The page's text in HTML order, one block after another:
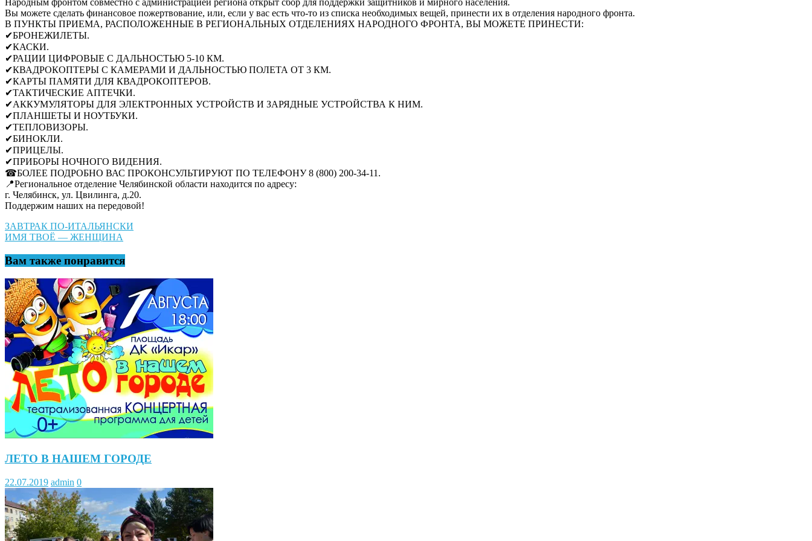
Вы можете сделать финансовое пожертвование, или, если у вас есть что-то из списка необходимых вещей, принести их в отделения народного фронта.
В ПУНКТЫ ПРИЕМА, РАСПОЛОЖЕННЫЕ В РЕГИОНАЛЬНЫХ ОТДЕЛЕНИЯХ НАРОДНОГО ФРОНТА, ВЫ МОЖЕТЕ ПРИНЕСТИ:
✔БРОНЕЖИЛЕТЫ.
✔КАСКИ.
✔РАЦИИ ЦИФРОВЫЕ С ДАЛЬНОСТЬЮ 5-10 КМ.
✔КВАДРОКОПТЕРЫ С КАМЕРАМИ И ДАЛЬНОСТЬЮ ПОЛЕТА ОТ 3 КМ.
✔КАРТЫ ПАМЯТИ ДЛЯ КВАДРОКОПТЕРОВ.
✔ТАКТИЧЕСКИЕ АПТЕЧКИ.
✔АККУМУЛЯТОРЫ ДЛЯ ЭЛЕКТРОННЫХ УСТРОЙСТВ И ЗАРЯДНЫЕ УСТРОЙСТВА К НИМ.
✔ПЛАНШЕТЫ И НОУТБУКИ.
✔ТЕПЛОВИЗОРЫ.
✔БИНОКЛИ.
✔ПРИЦЕЛЫ.
✔ПРИБОРЫ НОЧНОГО ВИДЕНИЯ.
☎БОЛЕЕ ПОДРОБНО ВАС ПРОКОНСУЛЬТИРУЮТ ПО ТЕЛЕФОНУ 8 (800) 200-34-11.
📍Региональное отделение Челябинской области находится по адресу:
г. Челябинск, ул. Цвилинга, д.20.
Поддержим наших на передовой!
Навигация
по
записям
ЗАВТРАК ПО-ИТАЛЬЯНСКИ
ИМЯ ТВОЁ — ЖЕНЩИНА
Вам также понравится
ЛЕТО В НАШЕМ ГОРОДЕ
22.07.2019 admin 0